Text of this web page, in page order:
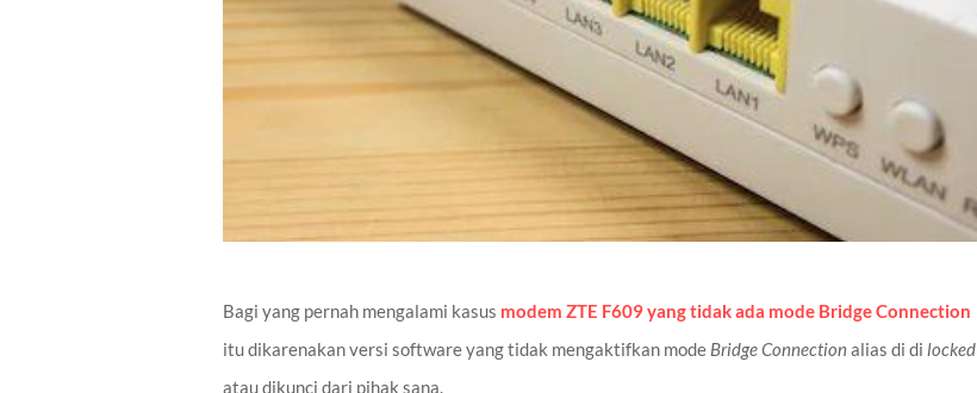
Bagi yang pernah mengalami kasus modem ZTE F609 yang tidak ada mode Bridge Connection
itu dikarenakan versi software yang tidak mengaktifkan mode Bridge Connectionalias di di locked
atau dikunci dari pihak sana.